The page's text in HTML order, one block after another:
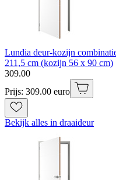
Lundia deur-kozijn
211,5 cm (kozijn 56 x 90 cm)
309.00
Prijs: 309.00 euro
Bekijk alles in draaideur